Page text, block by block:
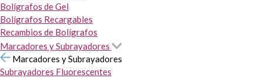
Bolígrafos de Gel
Bolígrafos Recargables
Recambios de Bolígrafos
Marcadores y Subrayadores
Marcadores y Subrayadores
Subrayadores Fluorescentes